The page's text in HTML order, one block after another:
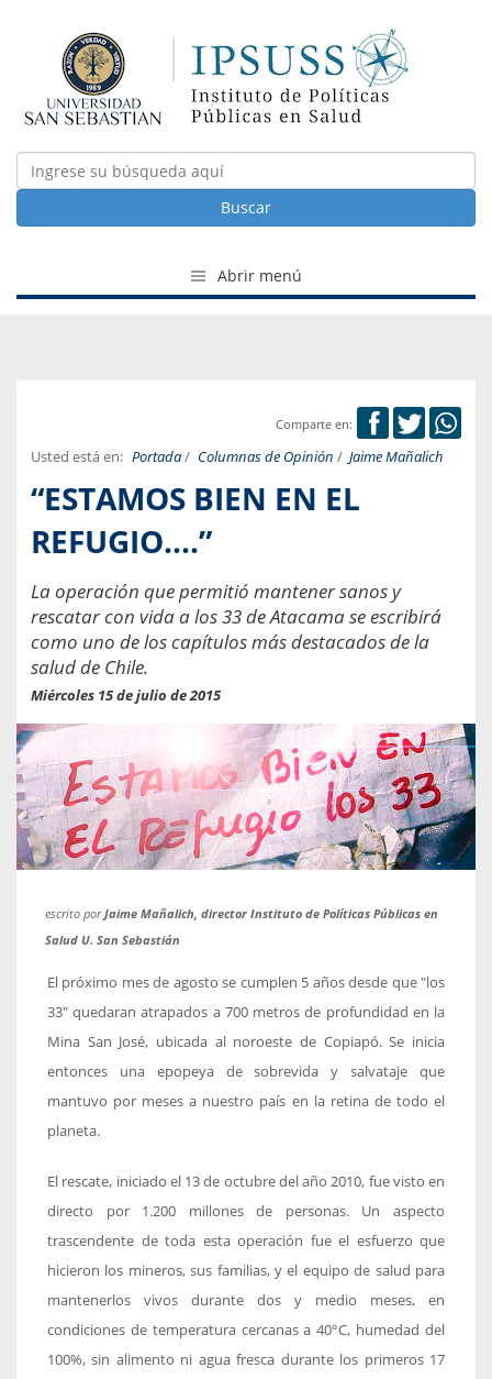
Buscar
Abrir menú
Comparte en:
Usted está en: Portada/ Columnas de Opinión / Jaime Mañalich
“ESTAMOS BIEN EN EL
REFUGIO….”
La operación que permitió mantener sanos y
rescatar con vida a los 33 de Atacama se escribirá
como uno de los capítulos más destacados de la
salud de Chile.
Miércoles 15 de julio de 2015
escrito porJaime Mañalich, director Instituto de Políticas Públicas en
Salud U. San Sebastián
El próximo mes de agosto se cumplen 5 años desde que "los
33" quedaran atrapados a 700 metros de profundidad en la
Mina San José, ubicada al noroeste de Copiapó. Se inicia
entonces una epopeya de sobrevida y salvataje que
mantuvo por meses a nuestro país en la retina de todo el
planeta.
El rescate, iniciado el 13 de octubre del año 2010, fue visto en
directo por 1.200 millones de personas. Un aspecto
trascendente de toda esta operación fue el esfuerzo que
hicieron los mineros, sus familias, y el equipo de salud para
mantenerlos vivos durante dos y medio meses, en
condiciones de temperatura cercanas a 40°C, humedad del
100%, sin alimento ni agua fresca durante los primeros 17